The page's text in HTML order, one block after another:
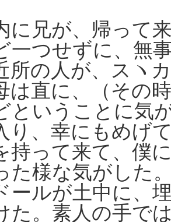
に兄が、帰って
一つせずに、無
所の人が、スヽ
は直に、（その
ということに気
り、幸にもめげ
持って来て、僕
た様な気がした
ールが土中に、
た。素人の手で